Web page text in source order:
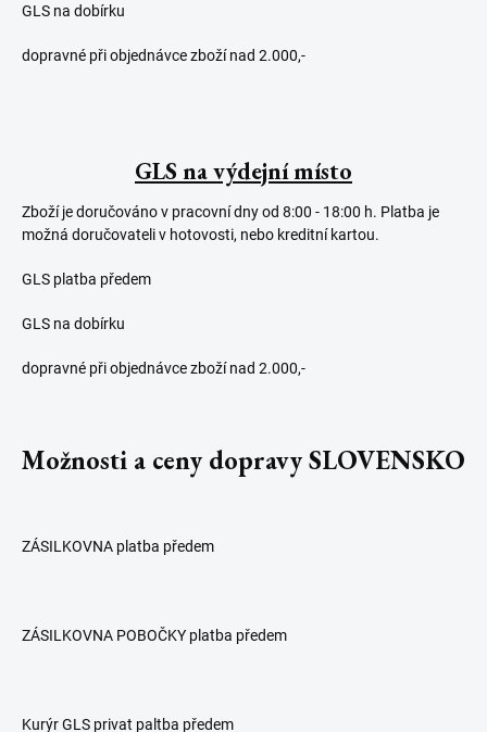
GLS na dobírku
dopravné při objednávce zboží nad 2.000,-
GLS na výdejní místo
Zboží je doručováno v pracovní dny od 8:00 - 18:00 h. Platba je
možná doručovateli v hotovosti, nebo kreditní kartou.
GLS platba předem
GLS na dobírku
dopravné při objednávce zboží nad 2.000,-
Možnosti a ceny dopravy SLOVENSKO
ZÁSILKOVNA platba předem
ZÁSILKOVNA POBOČKY platba předem
Kurýr GLS privat paltba předem